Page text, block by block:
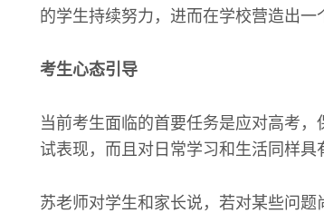
的学生持续努力，进而在学校营造出一
考生心态引导
当前考生面临的首要任务是应对高考
试表现，而且对日常学习和生活同样具
苏老师对学生和家长说，若对某些问